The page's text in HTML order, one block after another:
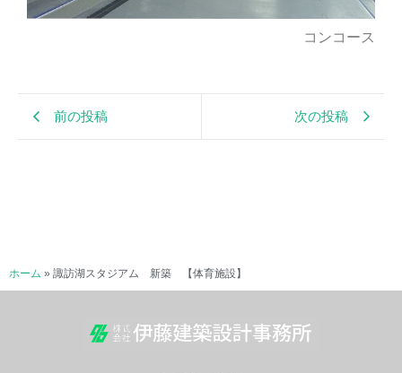
コンコース
前の投稿 次の投稿
ホーム » 諏訪湖スタジアム 新築 【体育施設】